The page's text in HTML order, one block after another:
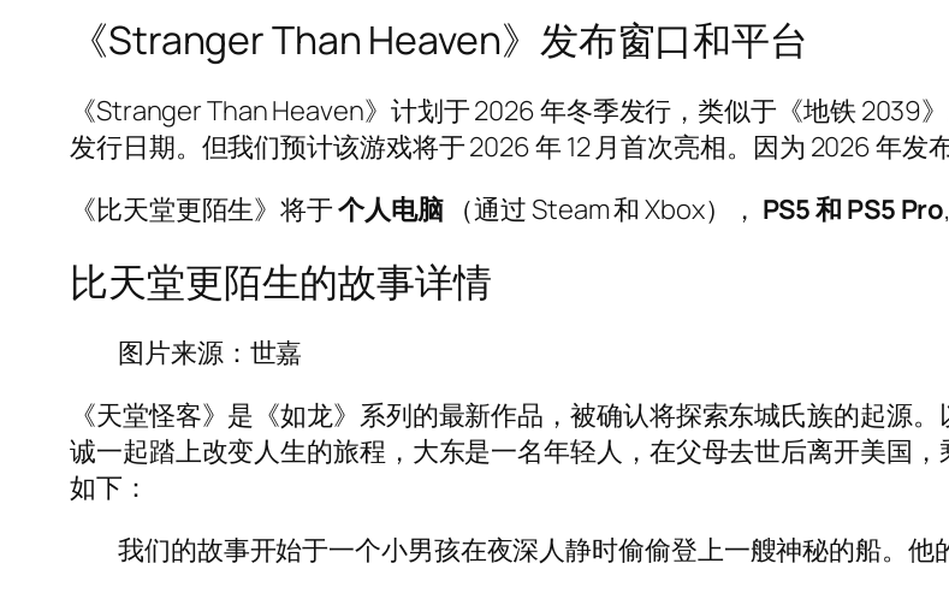
《Stranger Than Heaven》发布窗口和平台
《Stranger Than Heaven》计划于 2026 年冬季发行，类似于《地铁 2039
发行日期。但我们预计该游戏将于 2026 年 12 月首次亮相。因为 2026 年发
《比天堂更陌生》将于个人电脑（通过 Steam 和 Xbox）， PS5 和 PS5 Pro
比天堂更陌生的故事详情
图片来源：世嘉
《天堂怪客》是《如龙》系列的最新作品，被确认将探索东城氏族的起源
诚一起踏上改变人生的旅程，大东是一名年轻人，在父母去世后离开美国
如下：
我们的故事开始于一个小男孩在夜深人静时偷偷登上一艘神秘的船。他